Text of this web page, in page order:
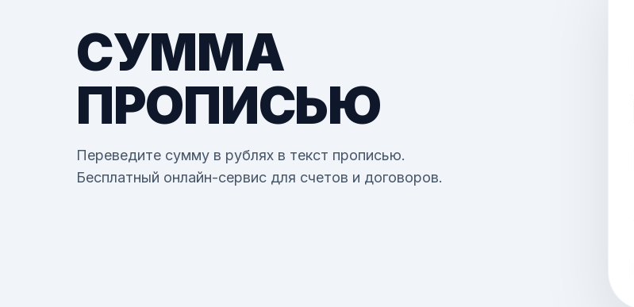
СУММА
ПРОПИСЬЮ
Переведите сумму в рублях в текст прописью.
Бесплатный онлайн-сервис для счетов и договоров.